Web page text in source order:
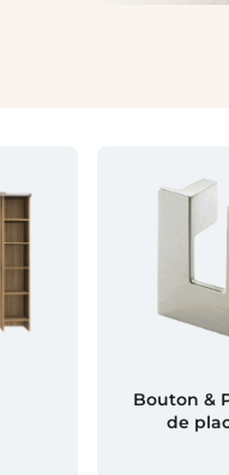
Bouton &
de